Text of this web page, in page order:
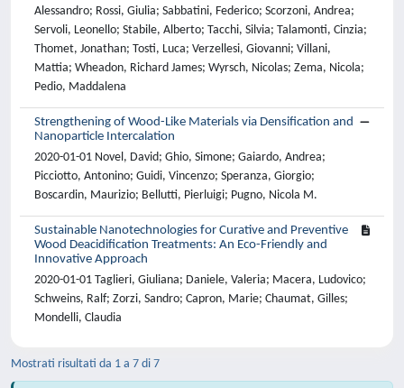
Alessandro; Rossi, Giulia; Sabbatini, Federico; Scorzoni, Andrea;
Servoli, Leonello; Stabile, Alberto; Tacchi, Silvia; Talamonti, Cinzia;
Thomet, Jonathan; Tosti, Luca; Verzellesi, Giovanni; Villani,
Mattia; Wheadon, Richard James; Wyrsch, Nicolas; Zema, Nicola;
Pedio, Maddalena
Strengthening of Wood-Like Materials via Densification and
Nanoparticle Intercalation
2020-01-01 Novel, David; Ghio, Simone; Gaiardo, Andrea;
Picciotto, Antonino; Guidi, Vincenzo; Speranza, Giorgio;
Boscardin, Maurizio; Bellutti, Pierluigi; Pugno, Nicola M.
Sustainable Nanotechnologies for Curative and Preventive
Wood Deacidification Treatments: An Eco-Friendly and
Innovative Approach
2020-01-01 Taglieri, Giuliana; Daniele, Valeria; Macera, Ludovico;
Schweins, Ralf; Zorzi, Sandro; Capron, Marie; Chaumat, Gilles;
Mondelli, Claudia
Mostrati risultati da 1 a 7 di 7